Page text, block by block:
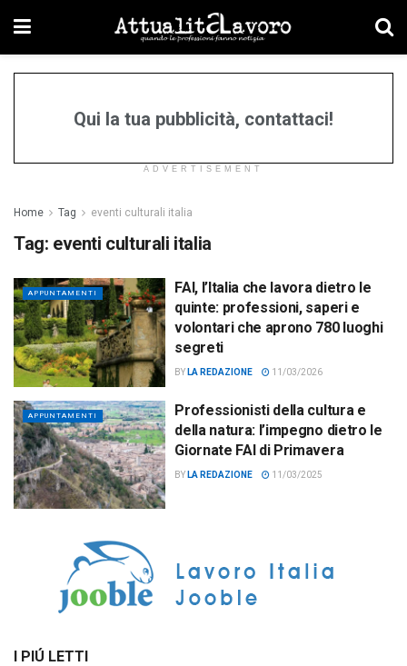
Qui la tua pubblicità, contattaci!
ADVERTISEMENT
Home Tag eventi culturali italia
Tag: eventi culturali italia
APPUNTAMENTI
FAI, l’Italia che lavora dietro le
quinte: professioni, saperi e
volontari che aprono 780 luoghi
segreti
BY LA REDAZIONE 11/03/2026
APPUNTAMENTI
Professionisti della cultura e
della natura: l’impegno dietro le
Giornate FAI di Primavera
BY LA REDAZIONE 11/03/2025
I PIÚ LETTI